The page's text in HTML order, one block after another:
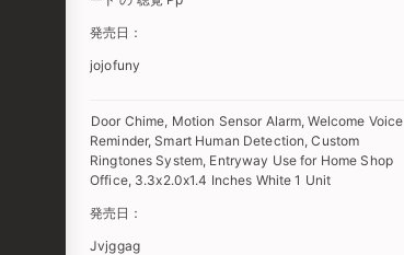
発売日：
jojofuny
Door Chime, Motion Sensor Alarm, Welcome Voice
Reminder, Smart Human Detection, Custom
Ringtones System, Entryway Use for Home Shop
Office, 3.3x2.0x1.4 Inches White 1 Unit
発売日：
Jvjggag